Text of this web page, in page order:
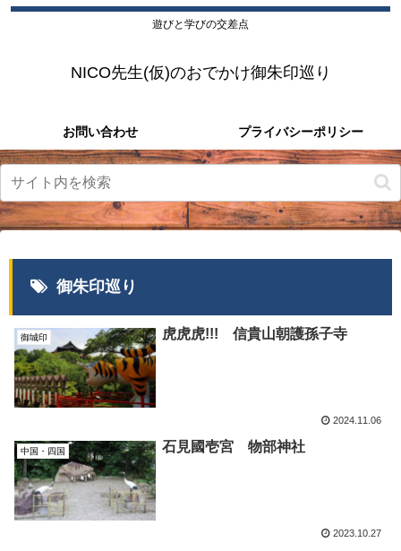
遊びと学びの交差点
NICO先生(仮)のおでかけ御朱印巡り
お問い合わせ プライバシーポリシー
御朱印巡り
御城印 虎虎虎!!! 信貴山朝護孫子寺
2024.11.06
中国・四国 石見國壱宮 物部神社
2023.10.27